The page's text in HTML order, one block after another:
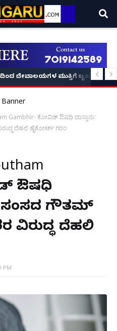
ದೇವಾಲಯಗಳ ಮುಕ್ತಿಗೆ ಬೃಹತ್
Gambhir- ಕೋವಿಡ್ ಔಷಧಿ ದಾಸ್ತಾನು:
ದೆಹಲಿ ಹೈಕೋರ್ಟ್ ಗರಂ
ಔಷಧಿ
ಸಂಸದ ಗೌತಮ್
ವಿರುದ್ಧ ದೆಹಲಿ
PM